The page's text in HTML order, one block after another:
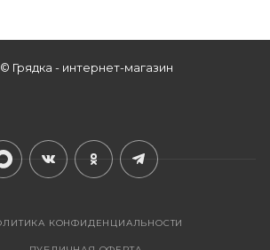
Грядка - интернет-магазин
КОНФИДЕНЦИАЛЬНОСТИ